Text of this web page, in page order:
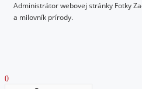
Administrátor webovej stránky Fotky
a milovník prírody.
0